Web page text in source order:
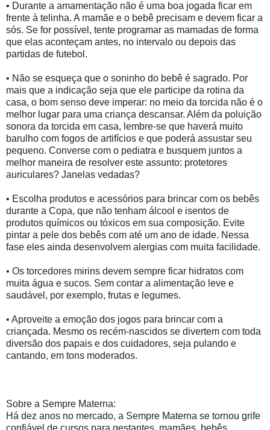
• Durante a amamentação não é uma boa jogada ficar em
frente à telinha. A mamãe e o bebê precisam e devem ficar a
sós. Se for possível, tente programar as mamadas de forma
que elas aconteçam antes, no intervalo ou depois das
partidas de futebol.
• Não se esqueça que o soninho do bebê é sagrado. Por
mais que a indicação seja que ele participe da rotina da
casa, o bom senso deve imperar: no meio da torcida não é o
melhor lugar para uma criança descansar. Além da poluição
sonora da torcida em casa, lembre-se que haverá muito
barulho com fogos de artifícios e que poderá assustar seu
pequeno. Converse com o pediatra e busquem juntos a
melhor maneira de resolver este assunto: protetores
auriculares? Janelas vedadas?
• Escolha produtos e acessórios para brincar com os bebês
durante a Copa, que não tenham álcool e isentos de
produtos químicos ou tóxicos em sua composição. Evite
pintar a pele dos bebês com até um ano de idade. Nessa
fase eles ainda desenvolvem alergias com muita facilidade.
• Os torcedores mirins devem sempre ficar hidratos com
muita água e sucos. Sem contar a alimentação leve e
saudável, por exemplo, frutas e legumes.
• Aproveite a emoção dos jogos para brincar com a
criançada. Mesmo os recém-nascidos se divertem com toda
diversão dos papais e dos cuidadores, seja pulando e
cantando, em tons moderados.
Sobre a Sempre Materna:
Há dez anos no mercado, a Sempre Materna se tornou grife
confiável de cursos para gestantes, mamães, bebês,